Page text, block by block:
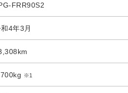
FRR90S2
4年3月
※1